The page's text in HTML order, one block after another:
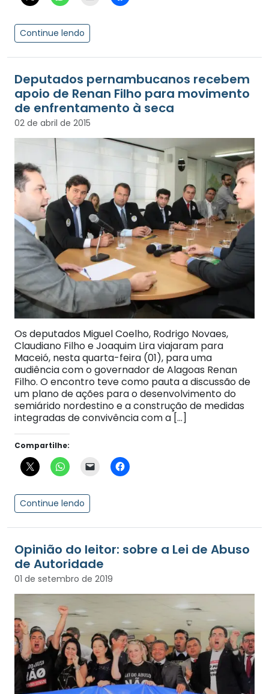
Continue lendo
Deputados pernambucanos recebem
apoio de Renan Filho para movimento
de enfrentamento à seca
02 de abril de 2015
Os deputados Miguel Coelho, Rodrigo Novaes,
Claudiano Filho e Joaquim Lira viajaram para
Maceió, nesta quarta-feira (01), para uma
audiência com o governador de Alagoas Renan
Filho. O encontro teve como pauta a discussão de
um plano de ações para o desenvolvimento do
semiárido nordestino e a construção de medidas
integradas de convivência com a […]
Compartilhe:
Continue lendo
Opinião do leitor: sobre a Lei de Abuso
de Autoridade
01 de setembro de 2019